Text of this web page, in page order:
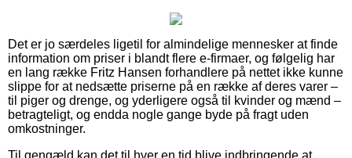
Det er jo særdeles ligetil for almindelige mennesker at finde
information om priser i blandt flere e-firmaer, og følgelig har
en lang række Fritz Hansen forhandlere på nettet ikke kunne
slippe for at nedsætte priserne på en række af deres varer –
til piger og drenge, og yderligere også til kvinder og mænd –
betragteligt, og endda nogle gange byde på fragt uden
omkostninger.
Til gengæld kan det til hver en tid blive indbringende at